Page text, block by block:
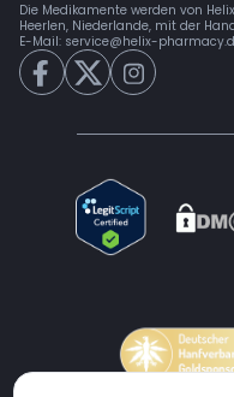
Die Medikamente werden von
Heerlen, Niederlande, mit der
E-Mail: service@helix-